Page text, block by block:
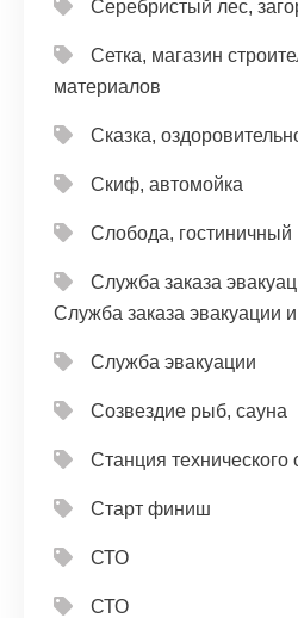
Серебристый лес,
Сетка, магазин
материалов
Сказка,
Скиф, автомойка
Слобода, гостиничный
Служба заказа
Служба заказа эвакуации
Служба эвакуации
Созвездие рыб, сауна
Станция технического
Старт финиш
СТО
СТО